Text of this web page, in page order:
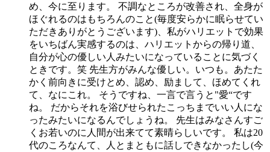
め、今に至ります。 不調なところが改善され、全身が
ほぐれるのはもちろんのこと(毎度安らかに眠らせてい
ただきありがとうございます)、私がハリエットで効果
をいちばん実感するのは、ハリエットからの帰り道、
自分が心の優しい人みたいになっていることに気づく
ときです。笑 先生方がみんな優しい。いつも。あたた
かく前向きに受けとめ、認め、励まして、ほめてくれ
て、なにこれ。 そうですね、一言で言うと"愛“です
ね。 だからそれを浴びせられたこっちまでいい人にな
ったみたいになるんでしょうね。 先生はみなさんすご
くお若いのに人間が出来てて素晴らしいです。 私は20
代のころなんて、人とまともに話しできなかったし(今